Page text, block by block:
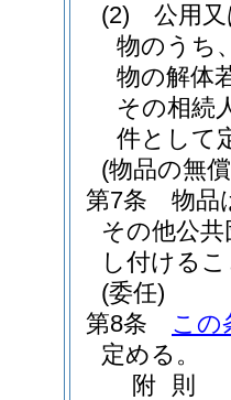
(2)
公用
物のうち
物の解体
その相続
件として
(物品の無
第7条
物品
その他公
し付ける
(委任)
第8条
この
定める。
附 則